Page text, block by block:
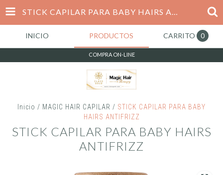
STICK CAPILAR PARA BABY HAIRS ANTIFRIZZ
INICIO PRODUCTOS CARRITO 0
COMPRA ON-LINE
Inicio / MAGIC HAIR CAPILAR / STICK CAPILAR PARA BABY
HAIRS ANTIFRIZZ
STICK CAPILAR PARA BABY HAIRS
ANTIFRIZZ